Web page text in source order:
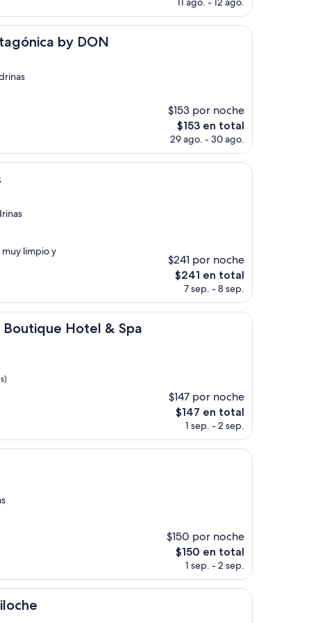
es
by DON
DON
$153 por noche
El
precio
es
$153 en total
29 ago. - 30 ago.
limpio y
$241 por noche
El
precio
es
$241 en total
7 sep. - 8 sep.
Hotel & Spa
& Spa
$147 por noche
El
precio
es
$147 en total
1 sep. - 2 sep.
$150 por noche
El
precio
es
$150 en total
1 sep. - 2 sep.